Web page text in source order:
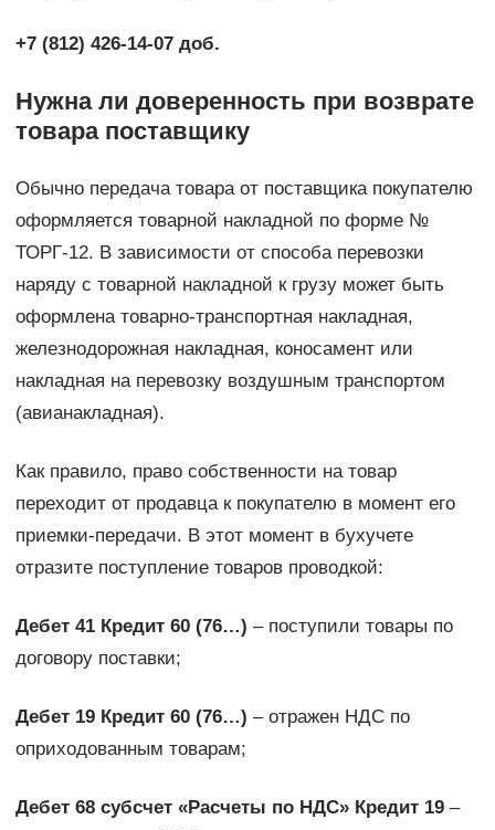
+7 (812) 426-14-07 доб.
Нужна ли доверенность при возврате
товара поставщику
Обычно передача товара от поставщика покупателю
оформляется товарной накладной по форме №
ТОРГ-12. В зависимости от способа перевозки
наряду с товарной накладной к грузу может быть
оформлена товарно-транспортная накладная,
железнодорожная накладная, коносамент или
накладная на перевозку воздушным транспортом
(авианакладная).
Как правило, право собственности на товар
переходит от продавца к покупателю в момент его
приемки-передачи. В этот момент в бухучете
отразите поступление товаров проводкой:
Дебет 41 Кредит 60 (76…) – поступили товары по
договору поставки;
Дебет 19 Кредит 60 (76…) – отражен НДС по
оприходованным товарам;
Дебет 68 субсчет «Расчеты по НДС» Кредит 19–